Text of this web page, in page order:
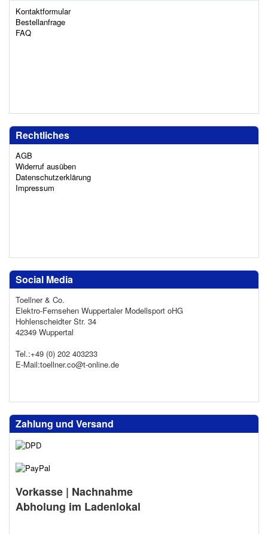
Kontaktformular
Bestellanfrage
FAQ
Rechtliches
AGB
Widerruf ausüben
Datenschutzerklärung
Impressum
Social Media
Toellner & Co.
Elektro-Fernsehen Wuppertaler Modellsport oHG
Hohlenscheidter Str. 34
42349 Wuppertal
Tel.:+49 (0) 202 403233
E-Mail:toellner.co@t-online.de
Zahlung und Versand
Vorkasse | Nachnahme
Abholung im Ladenlokal